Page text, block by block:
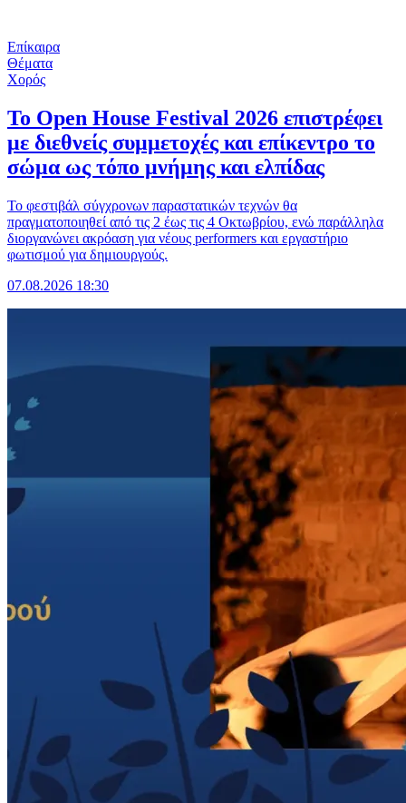
Επίκαιρα
Θέματα
Χορός
Το Open House Festival 2026 επιστρέφει
με διεθνείς συμμετοχές και επίκεντρο το
σώμα ως τόπο μνήμης και ελπίδας
Το φεστιβάλ σύγχρονων παραστατικών τεχνών θα
πραγματοποιηθεί από τις 2 έως τις 4 Οκτωβρίου, ενώ παράλληλα
διοργανώνει ακρόαση για νέους performers και εργαστήριο
φωτισμού για δημιουργούς.
07.08.2026 18:30